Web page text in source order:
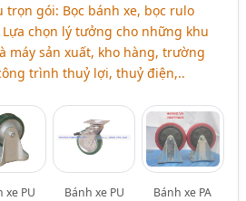
gói: Bọc bánh xe, bọc rulo
chọn lý tưởng cho những khu
máy sản xuất, kho hàng, trường
trình thuỷ lợi, thuỷ điện,..
xe PU Bánh xe PU Bánh xe PA